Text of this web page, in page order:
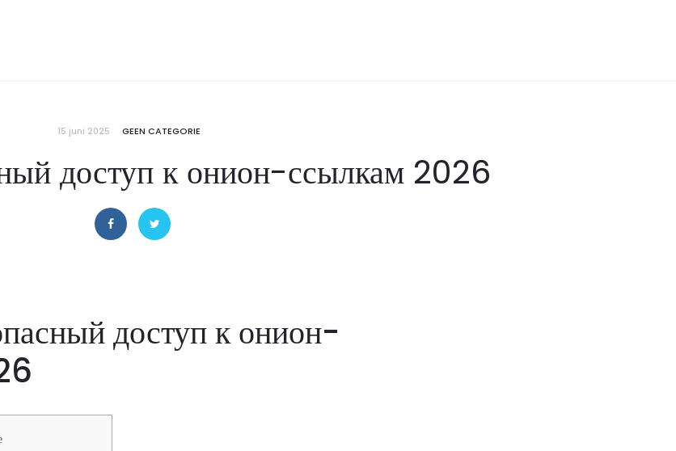
15 juni 2025 GEEN CATEGORIE
доступ к онион-ссылкам 2026
доступ к онион-